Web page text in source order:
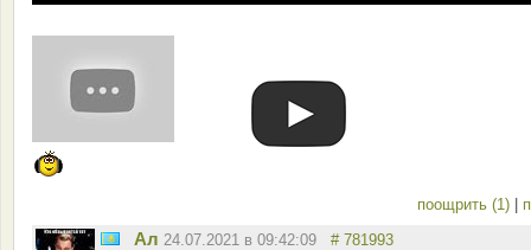
поощрить (1) |
Ал 24.07.2021 в 09:42:09 # 781993